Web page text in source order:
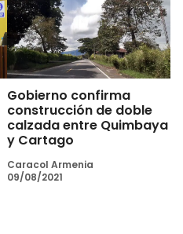
Gobierno confirma
construcción de doble
calzada entre Quimbaya
y Cartago
Caracol Armenia
09/08/2021